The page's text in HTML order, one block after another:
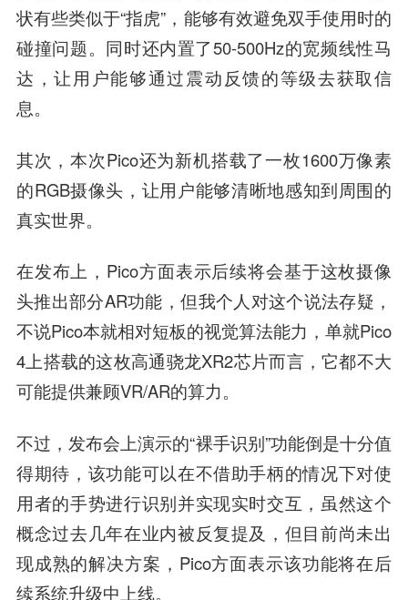
状有些类似于“指虎”，能够有效避免双手使用时的
碰撞问题。同时还内置了50-500Hz的宽频线性马
达，让用户能够通过震动反馈的等级去获取信
息。
其次，本次Pico还为新机搭载了一枚1600万像素
的RGB摄像头，让用户能够清晰地感知到周围的
真实世界。
在发布上，Pico方面表示后续将会基于这枚摄像
头推出部分AR功能，但我个人对这个说法存疑，
不说Pico本就相对短板的视觉算法能力，单就Pico
4上搭载的这枚高通骁龙XR2芯片而言，它都不大
可能提供兼顾VR/AR的算力。
不过，发布会上演示的“裸手识别”功能倒是十分值
得期待，该功能可以在不借助手柄的情况下对使
用者的手势进行识别并实现实时交互，虽然这个
概念过去几年在业内被反复提及，但目前尚未出
现成熟的解决方案，Pico方面表示该功能将在后
续系统升级中上线。